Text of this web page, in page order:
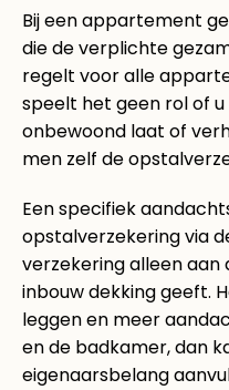
Bij een appartement
die de verplichte
regelt voor alle
speelt het geen rol of
onbewoond laat of
men zelf de
Een specifiek
opstalverzekering via
verzekering alleen
inbouw dekking geeft.
leggen en meer
en de badkamer, dan
eigenaarsbelang